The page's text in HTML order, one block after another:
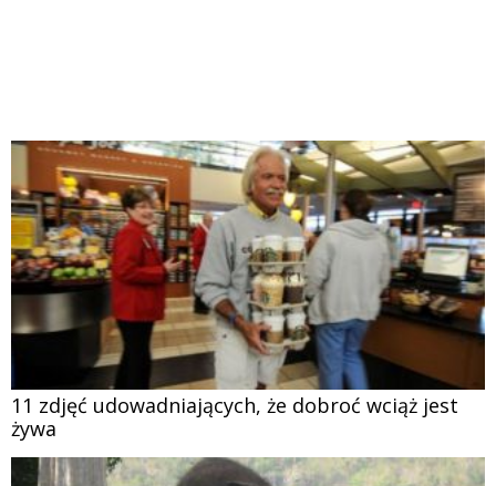
11 zdjęć udowadniających, że dobroć wciąż jest
żywa